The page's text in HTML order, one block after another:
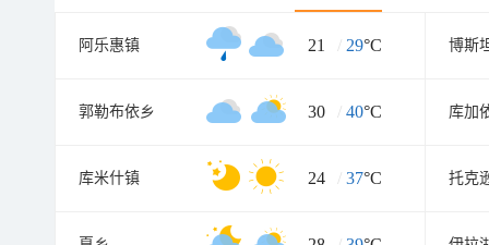
阿乐惠镇 21 / 29°C 博斯
郭勒布依乡 30 / 40°C 库加
库米什镇 24 / 37°C 托克